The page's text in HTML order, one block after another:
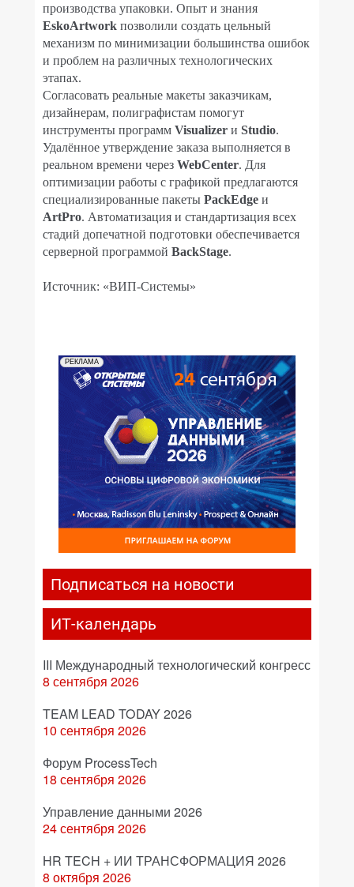
производства упаковки. Опыт и знания
EskoArtwork позволили создать цельный
механизм по минимизации большинства ошибок
и проблем на различных технологических
этапах.
Согласовать реальные макеты заказчикам,
дизайнерам, полиграфистам помогут
инструменты программ Visuаlizer и Studio.
Удалённое утверждение заказа выполняется в
реальном времени через WebCenter. Для
оптимизации работы с графикой предлагаются
специализированные пакеты PackEdge и
ArtPro. Автоматизация и стандартизация всех
стадий допечатной подготовки обеспечивается
серверной программой BackStage.
Источник: «ВИП-Системы»
РЕКЛАМА
Подписаться на новости
ИТ-календарь
III Международный технологический конгресс
8 сентября 2026
TEAM LEAD TODAY 2026
10 сентября 2026
Форум ProcessTech
18 сентября 2026
Управление данными 2026
24 сентября 2026
HR TECH + ИИ ТРАНСФОРМАЦИЯ 2026
8 октября 2026